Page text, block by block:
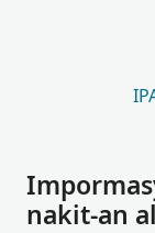
nakit-an